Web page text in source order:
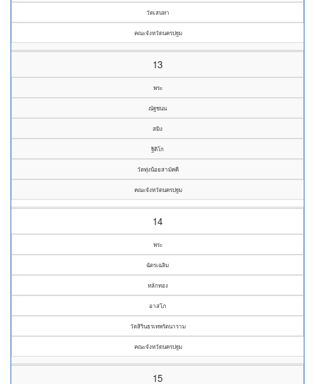
วัดเสนหา
คณะจังหวัดนครปฐม
13
พระ
ณัฐชนน
สมิง
ฐิติโก
วัดทุ่งน้อยสามัคคี
คณะจังหวัดนครปฐม
14
พระ
ฉัตรเฉลิม
หลักทอง
อาสโภ
วัดสิรินธรเทพรัตนาราม
คณะจังหวัดนครปฐม
15